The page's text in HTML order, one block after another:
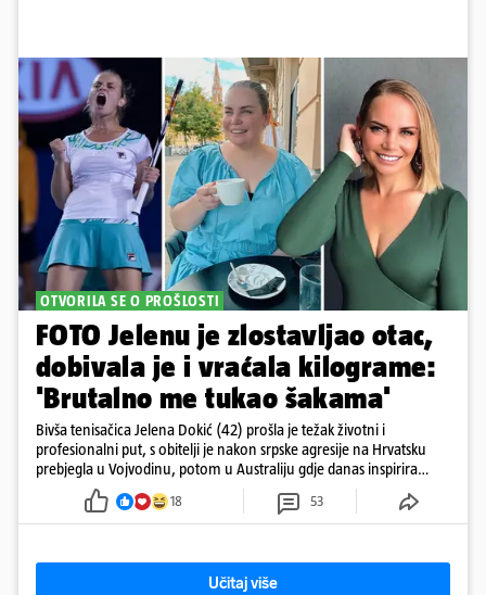
OTVORILA SE O PROŠLOSTI
FOTO Jelenu je zlostavljao otac,
dobivala je i vraćala kilograme:
'Brutalno me tukao šakama'
Bivša tenisačica Jelena Dokić (42) prošla je težak životni i
profesionalni put, s obitelji je nakon srpske agresije na Hrvatsku
prebjegla u Vojvodinu, potom u Australiju gdje danas inspirira
18 53
Učitaj više